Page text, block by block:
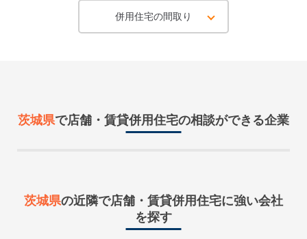
併用住宅の間取り
茨城県で店舗・賃貸併用住宅の相談ができる企業
茨城県の近隣で店舗・賃貸併用住宅に強い会社
を探す